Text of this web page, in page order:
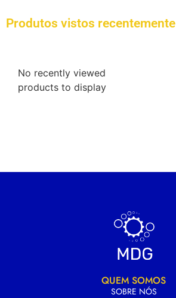
Produtos vistos recentemente
No recently viewed
products to display
QUEM SOMOS
SOBRE NÓS